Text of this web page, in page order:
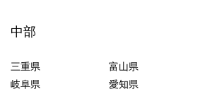
中部
三重県 富山県
岐阜県
愛知県